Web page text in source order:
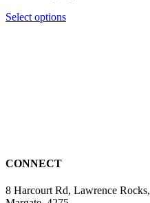
Select optionsThis
CONNECT
8 Harcourt Rd, Lawrence Rocks,